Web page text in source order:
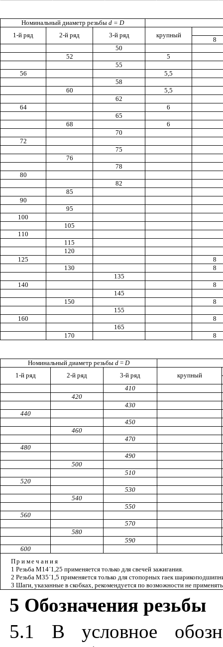
Номинальный диаметр резьбы d = D
1-й ряд
2-й ряд 3-й ряд крупный
8
50
52
5
55
56
5,5
58
60
5,5
62
64
6
65
68
6
70
72
75
76
78
80
82
85
90
95
100
105
110
115
120
125
8
130
8
135
140
8
145
150
8
155
160
8
165
170
8
Номинальный диаметр резьбы d = D
1-й ряд
2-й ряд 3-й ряд
крупный
410
420
430
440
450
460
470
480
490
500
510
520
530
540
550
560
570
580
590
600
Примечания
1 Резьба М14´1,25 применяется только для свечей зажигания.
2 Резьба М35´1,5 применяется только для стопорных гаек
3 Шаги, указанные в скобках, рекомендуется по возможности не
5 Обозначения резьбы
5.1 В условное